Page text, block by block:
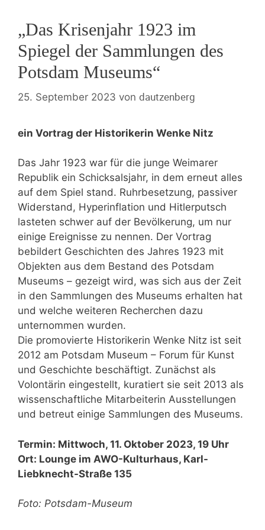
„Das Krisenjahr 1923 im
Spiegel der Sammlungen des
Potsdam Museums“
25. September 2023 von dautzenberg
ein Vortrag der Historikerin Wenke Nitz
Das Jahr 1923 war für die junge Weimarer
Republik ein Schicksalsjahr, in dem erneut alles
auf dem Spiel stand. Ruhrbesetzung, passiver
Widerstand, Hyperinflation und Hitlerputsch
lasteten schwer auf der Bevölkerung, um nur
einige Ereignisse zu nennen. Der Vortrag
bebildert Geschichten des Jahres 1923 mit
Objekten aus dem Bestand des Potsdam
Museums – gezeigt wird, was sich aus der Zeit
in den Sammlungen des Museums erhalten hat
und welche weiteren Recherchen dazu
unternommen wurden.
Die promovierte Historikerin Wenke Nitz ist seit
2012 am Potsdam Museum – Forum für Kunst
und Geschichte beschäftigt. Zunächst als
Volontärin eingestellt, kuratiert sie seit 2013 als
wissenschaftliche Mitarbeiterin Ausstellungen
und betreut einige Sammlungen des Museums.
Termin: Mittwoch, 11. Oktober 2023, 19 Uhr
Ort: Lounge im AWO-Kulturhaus, Karl-
Liebknecht-Straße 135
Foto: Potsdam-Museum